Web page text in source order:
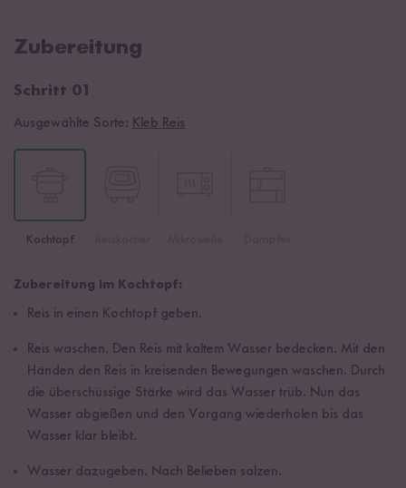
Zubereitung
Schritt 01
Ausgewählte Sorte: Kleb Reis
Kochtopf
Zubereitung im Kochtopf:
Reis in einen Kochtopf geben.
Reis waschen. Den Reis mit kaltem Wasser bedecken. Mit den
Händen den Reis in kreisenden Bewegungen waschen. Durch
die überschüssige Stärke wird das Wasser trüb. Nun das
Wasser abgießen und den Vorgang wiederholen bis das
Wasser klar bleibt.
Wasser dazugeben. Nach Belieben salzen.